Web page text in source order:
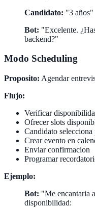
Candidato: "3 años"
Bot: "Excelente.
backend?"
Modo Scheduling
Proposito: Agendar
Flujo:
Verificar
Ofrecer slots
Candidato selecciona
Crear evento en
Enviar confirmacion
Programar
Ejemplo:
Bot: "Me encantaria
disponibilidad: